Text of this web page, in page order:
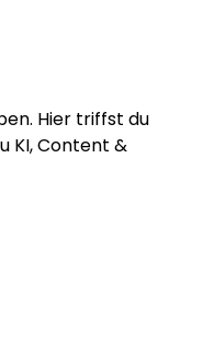
Hier triffst du
KI, Content &